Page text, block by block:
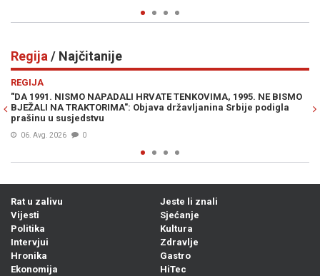
Regija / Najčitanije
NE BISMO
podigla
SRBI DIVLJAJU NA LJETOVANJU: "Ne moramo slušati
seljačenje! Dno, dna"
Rat u zalivu
Vijesti
Politika
Intervjui
Hronika
Ekonomija
Jeste li znali
Sjećanje
Kultura
Zdravlje
Gastro
HiTec